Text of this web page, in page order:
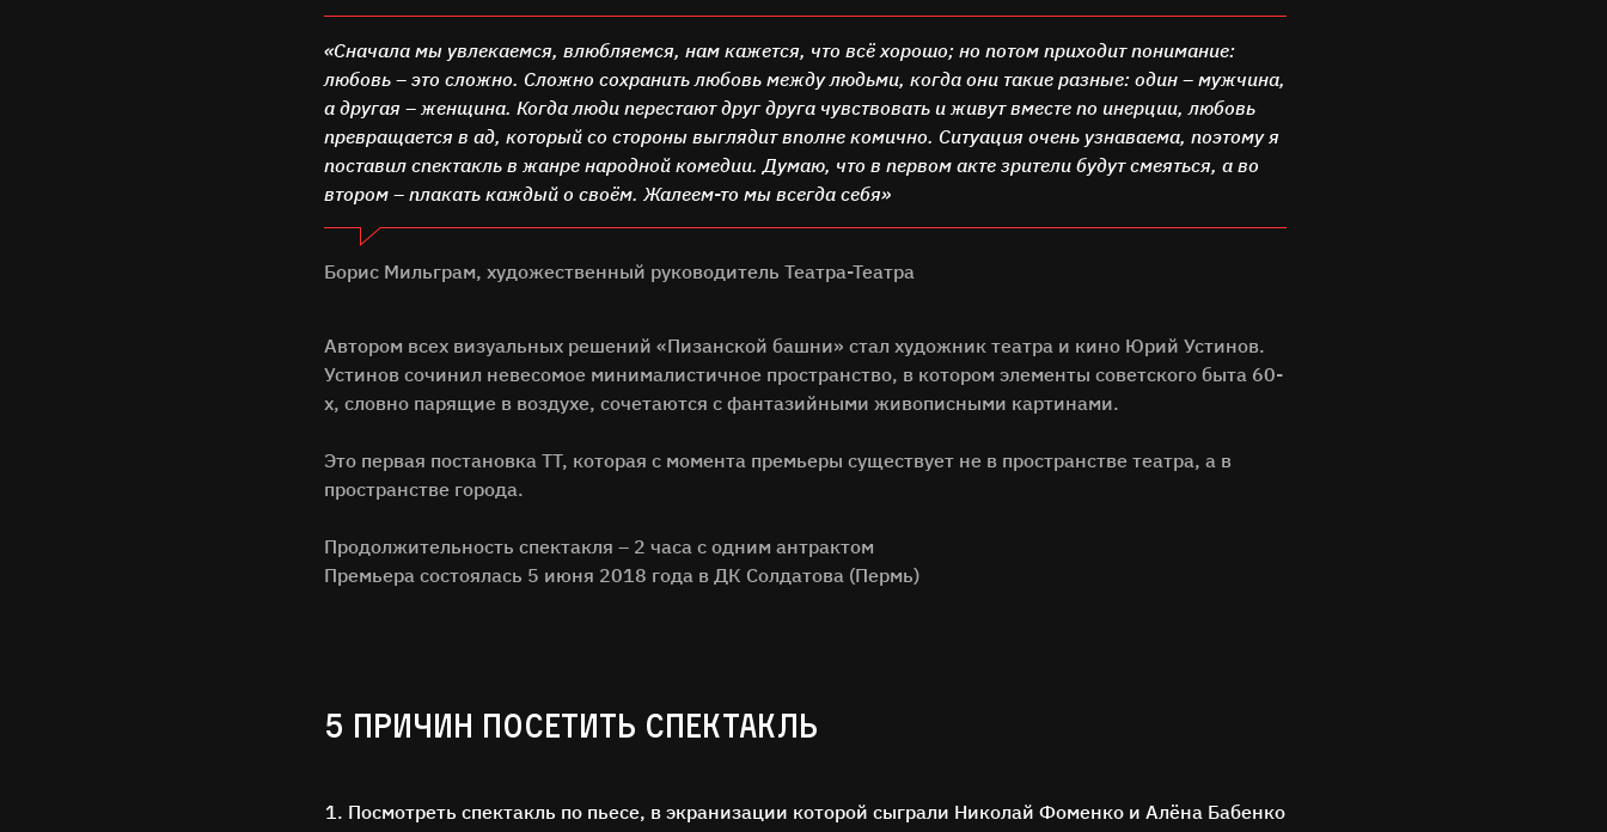
«Сначала мы увлекаемся, влюбляемся, нам кажется, что всё хорошо; но потом приходит понимание:
любовь – это сложно. Сложно сохранить любовь между людьми, когда они такие разные: один – мужчина,
а другая – женщина. Когда люди перестают друг друга чувствовать и живут вместе по инерции, любовь
превращается в ад, который со стороны выглядит вполне комично. Ситуация очень узнаваема, поэтому я
поставил спектакль в жанре народной комедии. Думаю, что в первом акте зрители будут смеяться, а во
втором – плакать каждый о своём. Жалеем-то мы всегда себя»
Борис Мильграм, художественный руководитель Театра-Театра
Автором всех визуальных решений «Пизанской башни» стал художник театра и кино Юрий Устинов.
Устинов сочинил невесомое минималистичное пространство, в котором элементы советского быта 60-
х, словно парящие в воздухе, сочетаются с фантазийными живописными картинами.
Это первая постановка ТТ, которая с момента премьеры существует не в пространстве театра, а в
пространстве города.
Продолжительность спектакля – 2 часа с одним антрактом
Премьера состоялась 5 июня 2018 года в ДК Солдатова (Пермь)
5 ПРИЧИН ПОСЕТИТЬ СПЕКТАКЛЬ
Посмотреть спектакль по пьесе, в экранизации которой сыграли Николай Фоменко и Алёна Бабенко
ОТЗЫВ
Нам важно ваше мнение!
Город